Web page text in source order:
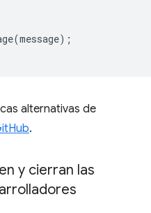
(message);
alternativas de
.
y cierran las